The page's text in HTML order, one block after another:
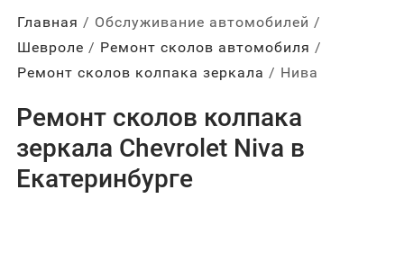
Главная
Обслуживание автомобилей
Шевроле
Ремонт сколов автомобиля
Ремонт сколов колпака зеркала
Нива
Ремонт сколов колпака
зеркала Chevrolet Niva в
Екатеринбурге